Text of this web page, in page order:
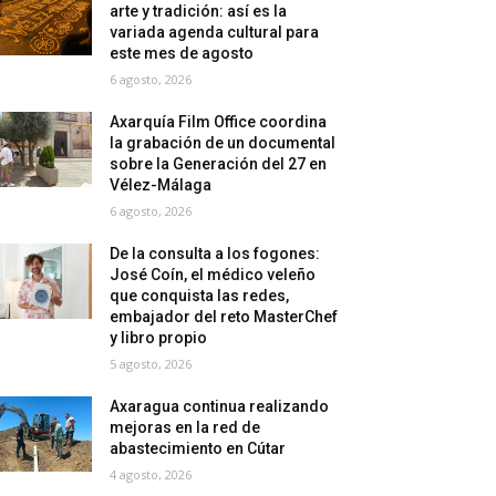
arte y tradición: así es la
variada agenda cultural para
este mes de agosto
6 agosto, 2026
Axarquía Film Office coordina
la grabación de un documental
sobre la Generación del 27 en
Vélez-Málaga
6 agosto, 2026
De la consulta a los fogones:
José Coín, el médico veleño
que conquista las redes,
embajador del reto MasterChef
y libro propio
5 agosto, 2026
Axaragua continua realizando
mejoras en la red de
abastecimiento en Cútar
4 agosto, 2026